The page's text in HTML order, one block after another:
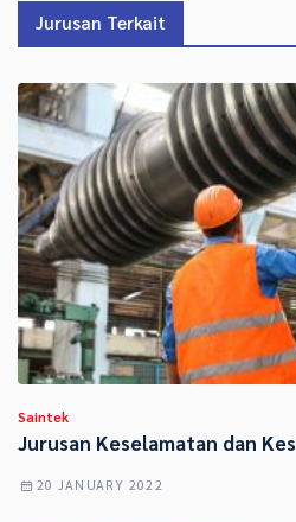
Jurusan Terkait
Saintek
Jurusan Keselamatan dan
20 JANUARY 2022